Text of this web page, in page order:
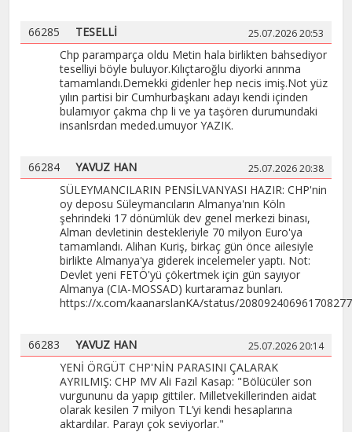
66285 TESELLİ 25.07.2026 20:53
Chp paramparça oldu Metin hala birlikten bahsediyor
teselliyi böyle buluyor.Kılıçtaroğlu diyorki arınma
tamamlandı.Demekki gidenler hep necis imiş.Not yüz
yılın partisi bir Cumhurbaşkanı adayı kendi içinden
bulamıyor çakma chp li ve ya taşören durumundaki
insanlsrdan meded.umuyor YAZIK.
66284 YAVUZ HAN 25.07.2026 20:38
SÜLEYMANCILARIN PENSİLVANYASI HAZIR: CHP'nin
oy deposu Süleymancıların Almanya'nın Köln
şehrindeki 17 dönümlük dev genel merkezi binası,
Alman devletinin destekleriyle 70 milyon Euro'ya
tamamlandı. Alihan Kuriş, birkaç gün önce ailesiyle
birlikte Almanya'ya giderek incelemeler yaptı. Not:
Devlet yeni FETÖ'yü çökertmek için gün sayıyor
Almanya (CIA-MOSSAD) kurtaramaz bunları.
https://x.com/kaanarslanKA/status/
66283 YAVUZ HAN 25.07.2026 20:14
YENİ ÖRGÜT CHP'NİN PARASINI ÇALARAK
AYRILMIŞ: CHP MV Ali Fazıl Kasap: "Bölücüler son
vurgununu da yapıp gittiler. Milletvekillerinden aidat
olarak kesilen 7 milyon TL’yi kendi hesaplarına
aktardılar. Parayı çok seviyorlar."